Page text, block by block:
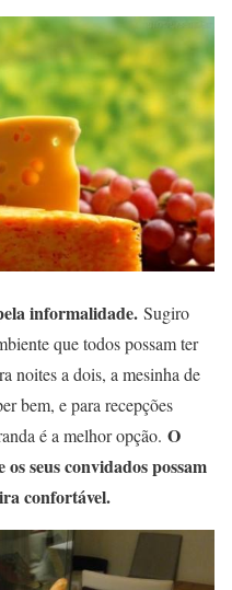
informalidade. Sugiro
que todos possam ter
noites a dois, a mesinha de
bem, e para recepções
é a melhor opção. O
seus convidados possam
confortável.